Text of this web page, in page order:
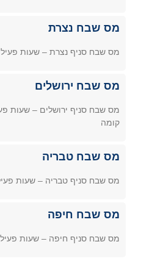
מס שבח נצרת
מס שבח סניף נצרת – שעות
מס שבח ירושלים
מס שבח סניף ירושלים – שעות
קומה
מס שבח טבריה
מס שבח סניף טבריה – שעות
מס שבח חיפה
מס שבח סניף חיפה – שעות